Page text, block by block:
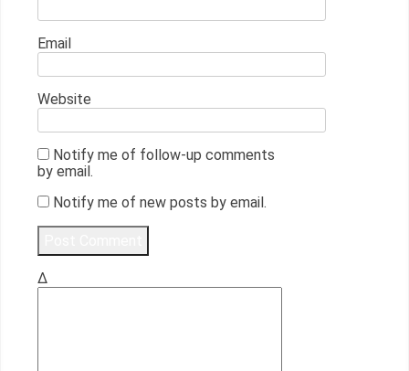
Email
Website
Notify me of follow-up comments
by email.
Notify me of new posts by email.
Δ